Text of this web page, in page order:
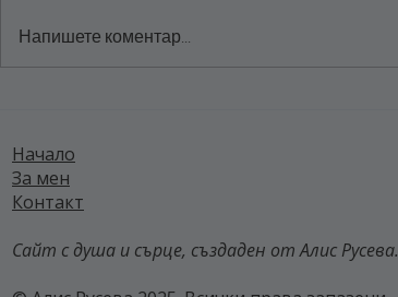
За Толерантността и
Напишете коментар...
Начало
За мен
Контакт
Сайт с душа и сърце, създаден от Алис Русева.